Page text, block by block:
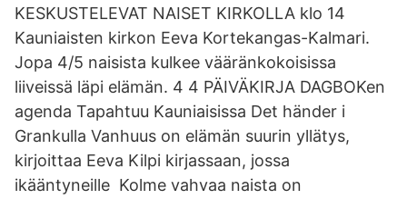
KESKUSTELEVAT NAISET KIRKOLLA klo 14
Kauniaisten kirkon Eeva Kortekangas-Kalmari.
Jopa 4/5 naisista kulkee vääränkokoisissa
liiveissä läpi elämän. 4 4 PÄIVÄKIRJA DAGBOKen
agenda Tapahtuu Kauniaisissa Det händer i
Grankulla Vanhuus on elämän suurin yllätys,
kirjoittaa Eeva Kilpi kirjassaan, jossa
ikääntyneille Kolme vahvaa naista on